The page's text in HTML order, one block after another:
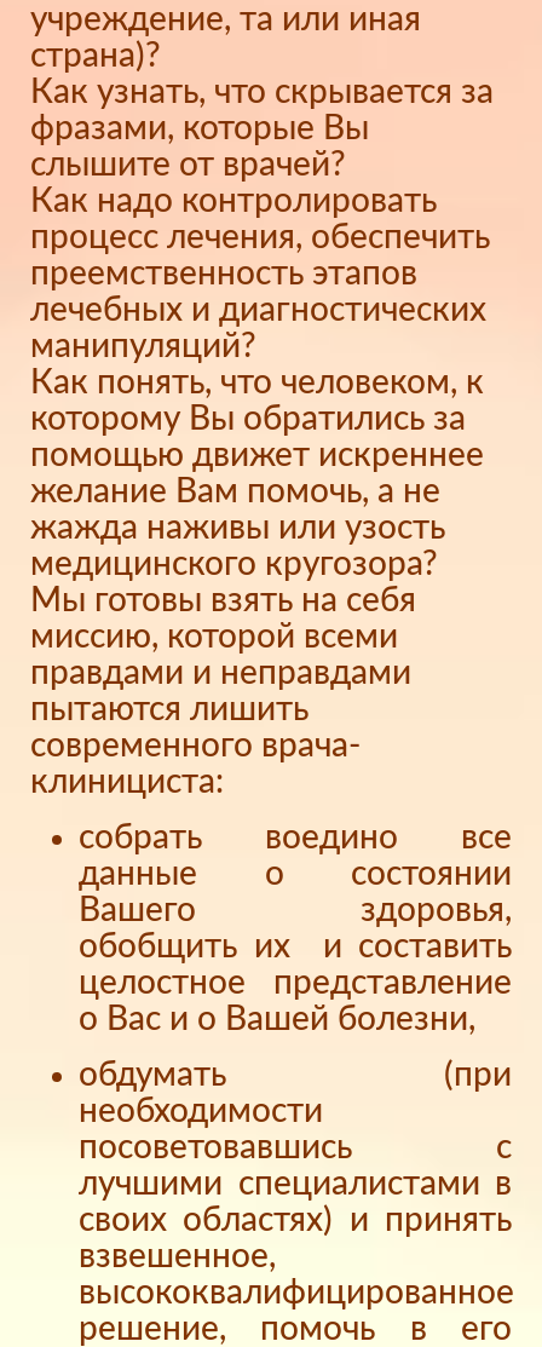
учреждение, та или иная
страна)?
Как узнать, что скрывается за
фразами, которые Вы
слышите от врачей?
Как надо контролировать
процесс лечения, обеспечить
преемственность этапов
лечебных и диагностических
манипуляций?
Как понять, что человеком, к
которому Вы обратились за
помощью движет искреннее
желание Вам помочь, а не
жажда наживы или узость
медицинского кругозора?
Мы готовы взять на себя
миссию, которой всеми
правдами и неправдами
пытаются лишить
современного врача-
клинициста:
собрать воедино все
данные о состоянии
Вашего здоровья,
обобщить их и составить
целостное представление
о Вас и о Вашей болезни,
обдумать (при
необходимости
посоветовавшись с
лучшими специалистами в
своих областях) и принять
взвешенное,
высококвалифицированное
решение, помочь в его